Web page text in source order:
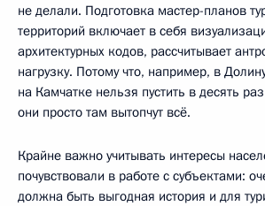
не делали. Подготовка мастер-планов
территорий включает в себя
архитектурных кодов, рассчитывает
нагрузку. Потому что, например, в
на Камчатке нельзя пустить в десять
они просто там вытопчут всё.
Крайне важно учитывать интересы
почувствовали в работе с субъектами:
должна быть выгодная история и для